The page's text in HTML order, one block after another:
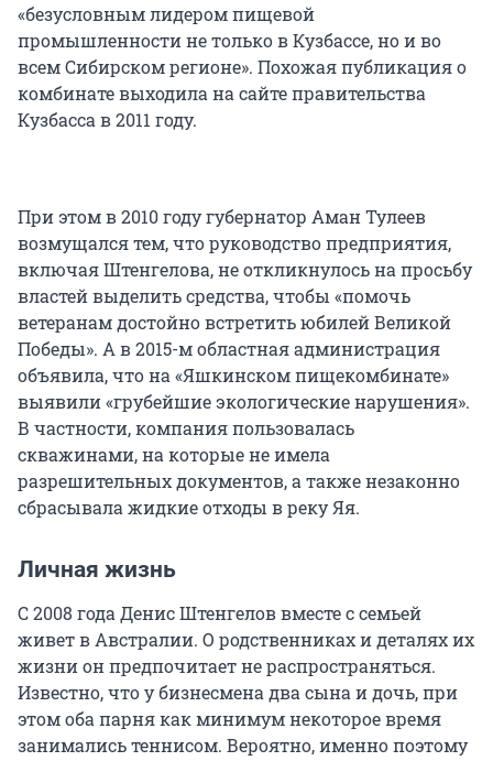
«безусловным лидером пищевой
промышленности не только в Кузбассе, но и во
всем Сибирском регионе». Похожая публикация о
комбинате выходила на сайте правительства
Кузбасса в 2011 году.
При этом в 2010 году губернатор Аман Тулеев
возмущался тем, что руководство предприятия,
включая Штенгелова, не откликнулось на просьбу
властей выделить средства, чтобы «помочь
ветеранам достойно встретить юбилей Великой
Победы». А в 2015-м областная администрация
объявила, что на «Яшкинском пищекомбинате»
выявили «грубейшие экологические нарушения».
В частности, компания пользовалась
скважинами, на которые не имела
разрешительных документов, а также незаконно
сбрасывала жидкие отходы в реку Яя.
Личная жизнь
С 2008 года Денис Штенгелов вместе с семьей
живет в Австралии. О родственниках и деталях их
жизни он предпочитает не распространяться.
Известно, что у бизнесмена два сына и дочь, при
этом оба парня как минимум некоторое время
занимались теннисом. Вероятно, именно поэтому